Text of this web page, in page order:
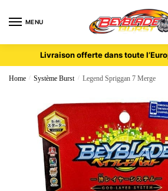
MENU
Livraison offerte dans toute
Home / Système Burst / Legend Spriggan 7 Merge